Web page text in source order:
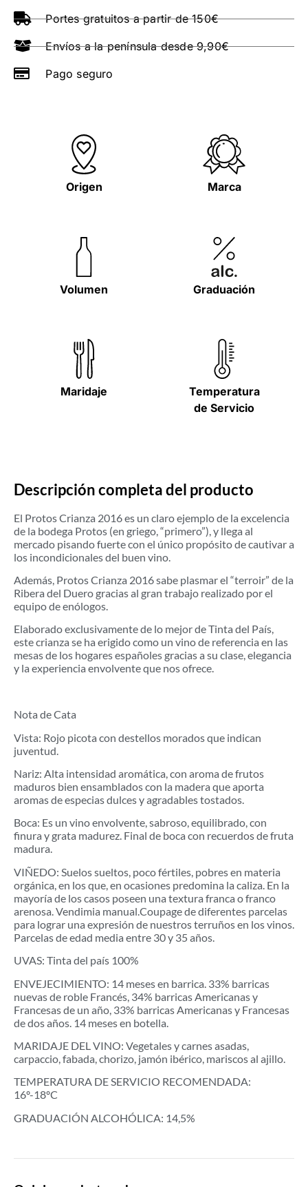
Portes gratuitos a partir de 150€
Envíos a la península desde 9,90€
Pago seguro
Origen Marca
Volumen Graduación
Maridaje
Temperatura
de Servicio
Descripción completa del producto
El Protos Crianza 2016 es un claro ejemplo de la excelencia
de la bodega Protos (en griego, “primero”), y llega al
mercado pisando fuerte con el único propósito de cautivar a
los incondicionales del buen vino.
Además, Protos Crianza 2016 sabe plasmar el “terroir” de la
Ribera del Duero gracias al gran trabajo realizado por el
equipo de enólogos.
Elaborado exclusivamente de lo mejor de Tinta del País,
este crianza se ha erigido como un vino de referencia en las
mesas de los hogares españoles gracias a su clase, elegancia
y la experiencia envolvente que nos ofrece.
Nota de Cata
Vista: Rojo picota con destellos morados que indican
juventud.
Nariz: Alta intensidad aromática, con aroma de frutos
maduros bien ensamblados con la madera que aporta
aromas de especias dulces y agradables tostados.
Boca: Es un vino envolvente, sabroso, equilibrado, con
finura y grata madurez. Final de boca con recuerdos de fruta
madura.
VIÑEDO: Suelos sueltos, poco fértiles, pobres en materia
orgánica, en los que, en ocasiones predomina la caliza. En la
mayoría de los casos poseen una textura franca o franco
arenosa. Vendimia manual.Coupage de diferentes parcelas
para lograr una expresión de nuestros terruños en los vinos.
Parcelas de edad media entre 30 y 35 años.
UVAS: Tinta del país 100%
ENVEJECIMIENTO: 14 meses en barrica. 33% barricas
nuevas de roble Francés, 34% barricas Americanas y
Francesas de un año, 33% barricas Americanas y Francesas
de dos años. 14 meses en botella.
MARIDAJE DEL VINO: Vegetales y carnes asadas,
carpaccio, fabada, chorizo, jamón ibérico, mariscos al ajillo.
TEMPERATURA DE SERVICIO RECOMENDADA:
16º-18ºC
GRADUACIÓN ALCOHÓLICA: 14,5%